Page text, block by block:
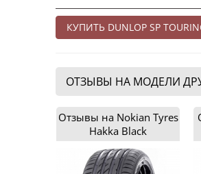
КУПИТЬ DUNLOP SP
ОТЗЫВЫ НА МОДЕЛИ
Отзывы на Nokian Tyres
Hakka Black